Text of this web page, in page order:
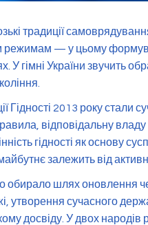
традиції
режимам — у цьому
У гімні України звучить
Гідності 2013 року стали
відповідальну
гідності як основу
залежить від
обирало шлях оновлення
утворення сучасного
досвіду. У двох народів